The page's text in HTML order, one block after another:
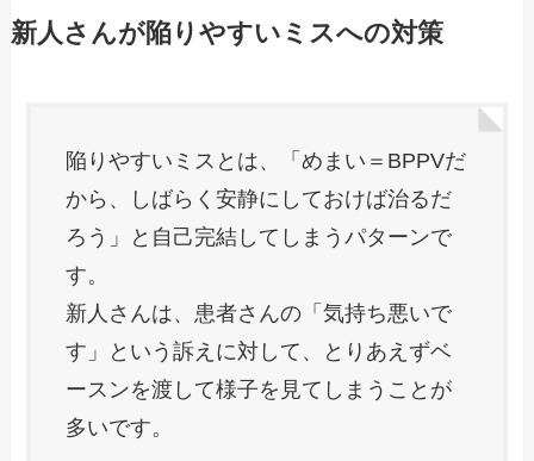
新人さんが陥りやすいミスへの対策
陥りやすいミスとは、「めまい＝BPPVだ
から、しばらく安静にしておけば治るだ
ろう」と自己完結してしまうパターンで
す。
新人さんは、患者さんの「気持ち悪いで
す」という訴えに対して、とりあえずベ
ースンを渡して様子を見てしまうことが
多いです。